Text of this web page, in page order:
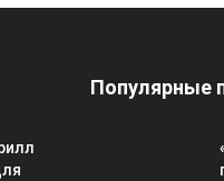
Популярные